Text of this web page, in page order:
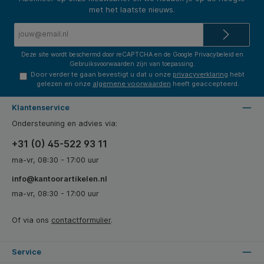
met het laatste nieuws.
Deze site wordt beschermd door reCAPTCHA en de Google Privacybeleid en
Gebruiksvoorwaarden zijn van toepassing.
Door verder te gaan bevestigt u dat u onze privacyverklaring hebt
gelezen en onze algemene voorwaarden heeft geaccepteerd.
Klantenservice
Ondersteuning en advies via:
+31 (0) 45-522 93 11
ma-vr, 08:30 - 17:00 uur
info@kantoorartikelen.nl
ma-vr, 08:30 - 17:00 uur
Of via ons contactformulier.
Service